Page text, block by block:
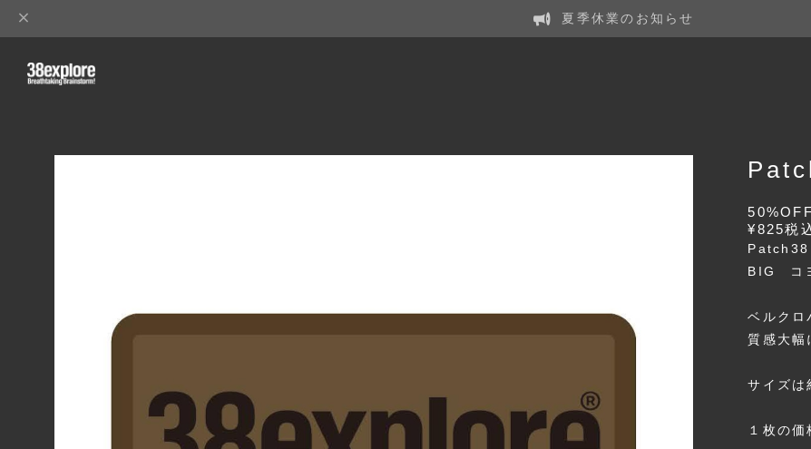
夏季休業のお知らせ
50%OFF
¥825税
Patch38
BIG コ
ベルク
質感大幅
サイズ
１枚の価